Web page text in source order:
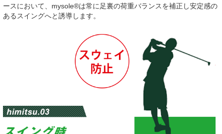
ースにおいて、mysole®は常に足裏の荷重バランスを補正し安定感の
あるスイングへと誘導します。